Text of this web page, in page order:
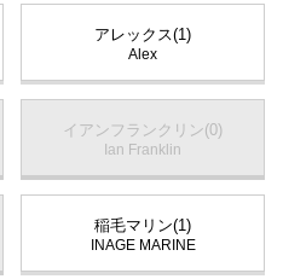
アレックス(1)
Alex
イアンフランクリン(0)
Ian Franklin
稲毛マリン(1)
INAGE MARINE